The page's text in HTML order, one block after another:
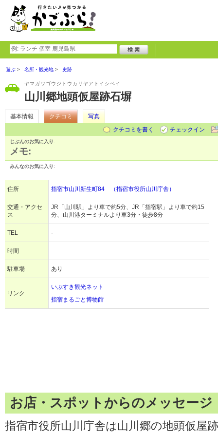
遊ぶ 名所・観光地 史跡
ヤマガワゴウジトウカリヤアトイシベイ
山川郷地頭仮屋跡石塀
基本情報 クチコミ
写真
クチコミを書く
チェックイン
じぶんのお気に入り:
メモ:
みんなのお気に入り:
住所 指宿市山川新生町84 （指宿市役所山川庁舎）
交通・アクセ
ス
JR「山川駅」より車で約5分、JR「指宿駅」より車で約15
分、山川港ターミナルより車3分・徒歩8分
TEL -
時間
駐車場 あり
リンク
いぶすき観光ネット
指宿まるごと博物館
お店・スポットからのメッセージ
指宿市役所山川庁舎は山川郷の地頭仮屋